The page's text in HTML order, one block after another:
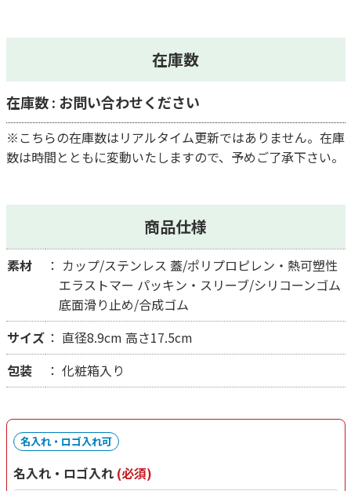
在庫数
在庫数 : お問い合わせください
※こちらの在庫数はリアルタイム更新ではありません。在庫
数は時間とともに変動いたしますので、予めご了承下さい。
商品仕様
素材
カップ/ステンレス 蓋/ポリプロピレン・熱可塑性
エラストマー パッキン・スリーブ/シリコーンゴム
底面滑り止め/合成ゴム
サイズ
直径8.9cm 高さ17.5cm
包装
化粧箱入り
名入れ・ロゴ入れ可
名入れ・ロゴ入れ(必須)